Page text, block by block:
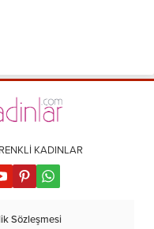
KADINLAR
Sözleşmesi